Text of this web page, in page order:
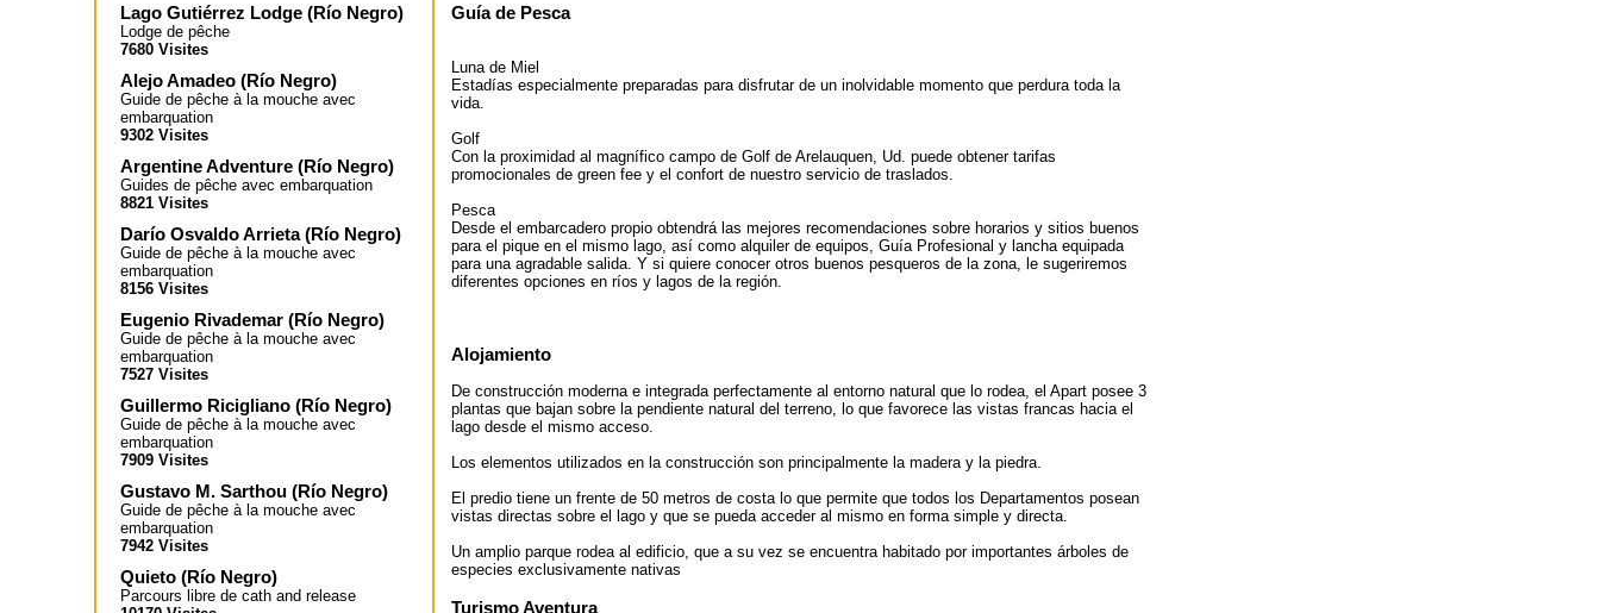
Lago Gutiérrez Lodge (Río Negro)
Lodge de pêche
7680 Visites
Alejo Amadeo (Río Negro)
Guide de pêche à la mouche avec
embarquation
9302 Visites
Argentine Adventure (Río Negro)
Guides de pêche avec embarquation
8821 Visites
Darío Osvaldo Arrieta(Río Negro)
Guide de pêche à la mouche avec
embarquation
8156 Visites
Eugenio Rivademar (Río Negro)
Guide de pêche à la mouche avec
embarquation
7527 Visites
Guillermo Ricigliano (Río Negro)
Guide de pêche à la mouche avec
embarquation
7909 Visites
Gustavo M. Sarthou (Río Negro)
Guide de pêche à la mouche avec
embarquation
7942 Visites
Quieto (Río Negro)
Parcours libre de cath and release
Guía de Pesca
Luna de Miel
Estadías especialmente preparadas para disfrutar de un inolvidable momento que perdura toda la
vida.
Golf
Con la proximidad al magnífico campo de Golf de Arelauquen, Ud. puede obtener tarifas
promocionales de green fee y el confort de nuestro servicio de traslados.
Pesca
Desde el embarcadero propio obtendrá las mejores recomendaciones sobre horarios y sitios buenos
para el pique en el mismo lago, así como alquiler de equipos, Guía Profesional y lancha equipada
para una agradable salida. Y si quiere conocer otros buenos pesqueros de la zona, le sugeriremos
diferentes opciones en ríos y lagos de la región.
Alojamiento
De construcción moderna e integrada perfectamente al entorno natural que lo rodea, el Apart posee 3
plantas que bajan sobre la pendiente natural del terreno, lo que favorece las vistas francas hacia el
lago desde el mismo acceso.
Los elementos utilizados en la construcción son principalmente la madera y la piedra.
El predio tiene un frente de 50 metros de costa lo que permite que todos los Departamentos posean
vistas directas sobre el lago y que se pueda acceder al mismo en forma simple y directa.
Un amplio parque rodea al edificio, que a su vez se encuentra habitado por importantes árboles de
especies exclusivamente nativas
Turismo Aventura